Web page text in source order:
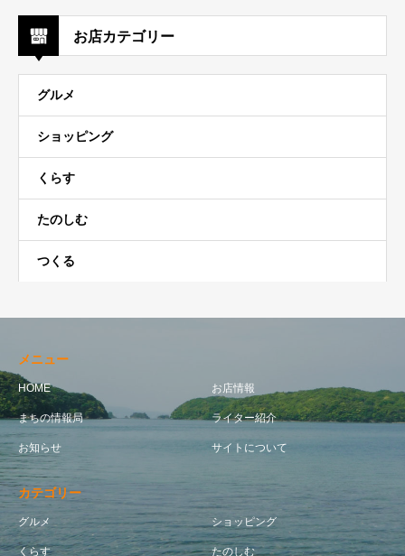
お店カテゴリー
グルメ
ショッピング
くらす
たのしむ
つくる
メニュー
HOME お店情報
まちの情報局 ライター紹介
お知らせ サイトについて
カテゴリー
グルメ ショッピング
くらす たのしむ